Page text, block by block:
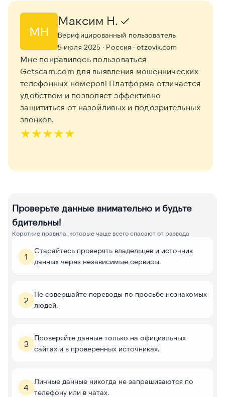
МН
Максим Н.
Верифицированный пользователь
5 июля 2025 · Россия · otzovik.com
Мне понравилось пользоваться
Getscam.com для выявления мошеннических
телефонных номеров! Платформа отличается
удобством и позволяет эффективно
защититься от назойливых и подозрительных
звонков.
★★★★★
Проверьте данные внимательно и будьте
бдительны!
Короткие правила, которые чаще всего спасают от развода
1
Старайтесь проверять владельцев и источник
данных через независимые сервисы.
2
Не совершайте переводы по просьбе незнакомых
людей.
3
Проверяйте данные только на официальных
сайтах и в проверенных источниках.
4
Личные данные никогда не запрашиваются по
телефону или в чатах.